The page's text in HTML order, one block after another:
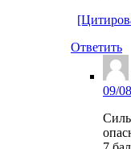
Ответить
09/